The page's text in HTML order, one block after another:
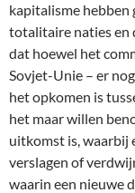
kapitalisme hebben
totalitaire naties en
dat hoewel het
Sovjet-Unie – er
het opkomen is
het maar willen
uitkomst is, waarbij
verslagen of
waarin een nieuwe